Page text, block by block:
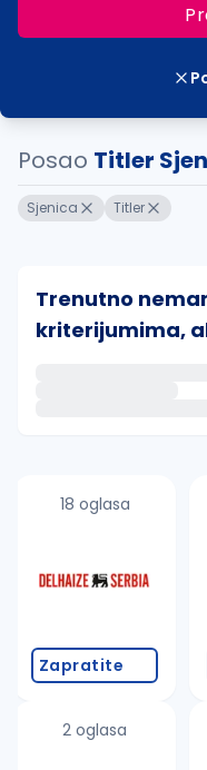
Posao Titler
Sjenica Titler
Trenutno
kriterijumima,
proverite
promenite
18 oglasa
Zapratite
2 oglasa